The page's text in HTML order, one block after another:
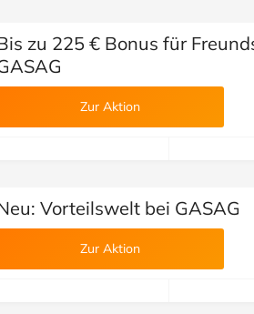
zu 225 € Bonus für
Zur Aktion
Vorteilswelt bei GASAG
Zur Aktion